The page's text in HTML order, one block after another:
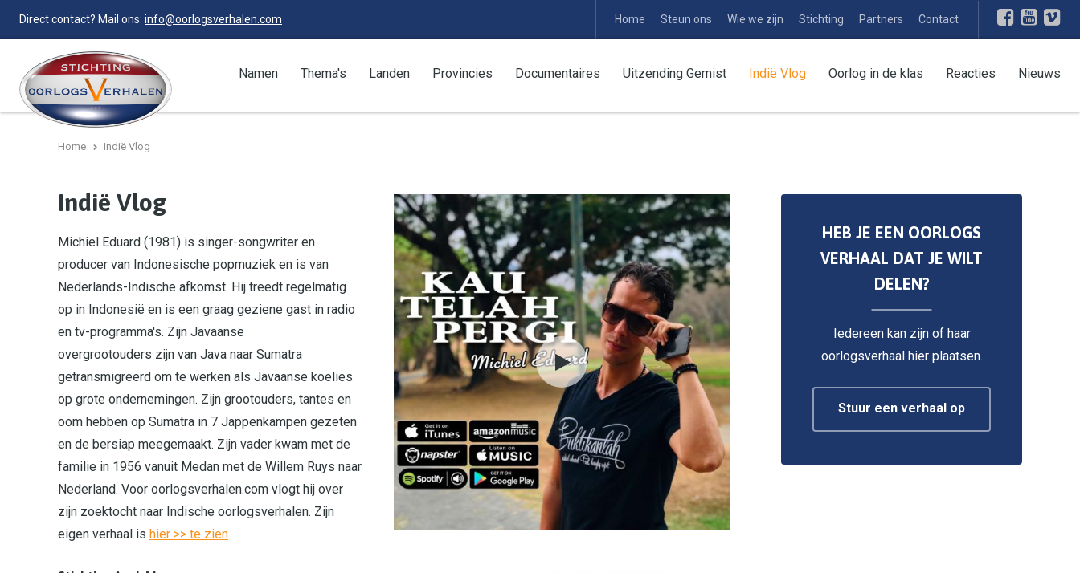
Direct contact? Mail ons: info@oorlogsverhalen.com Home Steun ons Wie we zijn Stichting Partners Contact
Namen Thema's Landen Provincies Documentaires Uitzending Gemist Indië Vlog Oorlog in de klas Reacties Nieuws
Home Indië Vlog
Indië Vlog
Michiel Eduard (1981) is singer-songwriter en
producer van Indonesische popmuziek en is van
Nederlands-Indische afkomst. Hij treedt regelmatig
op in Indonesië en is een graag geziene gast in radio
en tv-programma's. Zijn Javaanse
overgrootouders zijn van Java naar Sumatra
getransmigreerd om te werken als Javaanse koelies
op grote ondernemingen. Zijn grootouders, tantes en
oom hebben op Sumatra in 7 Jappenkampen gezeten
en de bersiap meegemaakt. Zijn vader kwam met de
familie in 1956 vanuit Medan met de Willem Ruys naar
Nederland. Voor oorlogsverhalen.com vlogt hij over
zijn zoektocht naar Indische oorlogsverhalen. Zijn
eigen verhaal is hier >> te zien
HEB JE EEN OORLOGS
VERHAAL DAT JE WILT
DELEN?
Iedereen kan zijn of haar
oorlogsverhaal hier plaatsen.
Stuur een verhaal op